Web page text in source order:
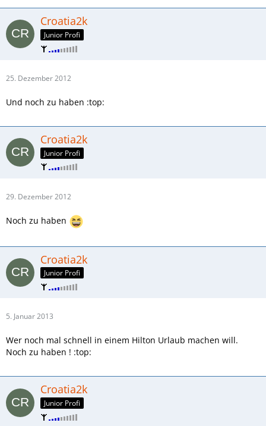
Croatia2k
Junior Profi
25. Dezember 2012
Und noch zu haben :top:
Croatia2k
Junior Profi
29. Dezember 2012
Noch zu haben
Croatia2k
Junior Profi
5. Januar 2013
Wer noch mal schnell in einem Hilton Urlaub machen will.
Noch zu haben ! :top:
Croatia2k
Junior Profi